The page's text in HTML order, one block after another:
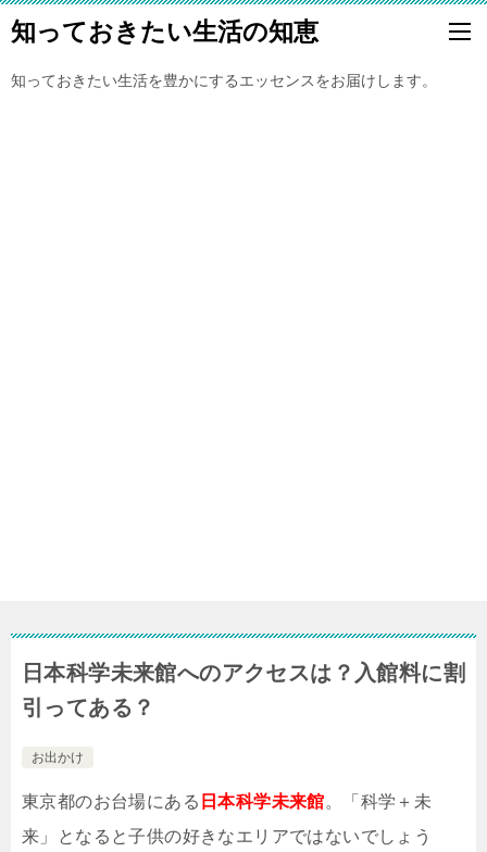
知っておきたい生活の知恵
知っておきたい生活を豊かにするエッセンスをお届けします。
日本科学未来館へのアクセスは？入館料に割
引ってある？
お出かけ
東京都のお台場にある 日本科学未来館。「科学＋未
来」となると子供の好きなエリアではないでしょう